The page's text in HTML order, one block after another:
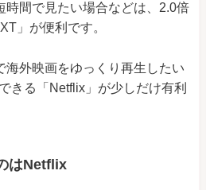
時間で見たい場合などは、2.0倍
」が便利です。
海外映画をゆっくり再生したい
きる「Netflix」が少しだけ有利
はNetflix